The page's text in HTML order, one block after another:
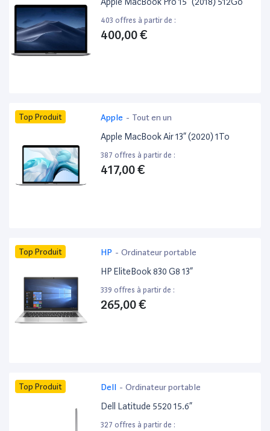
403 offres à partir de :
400,00 €
Top Produit Apple - Tout en un
Apple MacBook Air 13” (2020) 1To
387 offres à partir de :
417,00 €
Top Produit HP - Ordinateur portable
HP EliteBook 830 G8 13”
339 offres à partir de :
265,00 €
Top Produit Dell - Ordinateur portable
Dell Latitude 5520 15.6”
327 offres à partir de :